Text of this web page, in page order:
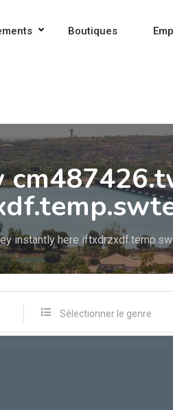
Boutiques
instantly here
Sélectionner le genre